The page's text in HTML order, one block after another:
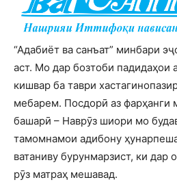
“Адабиёт ва санъат” минбари
аст. Мо дар бозтоби падидаҳои
кишвар ба таври
мебарем. Посдорӣ аз фарҳанги
башарӣ – Наврӯз шиори мо
тамомнамои адибону
ватаниву бурунмарзист, ки
рӯз матраҳ мешавад.